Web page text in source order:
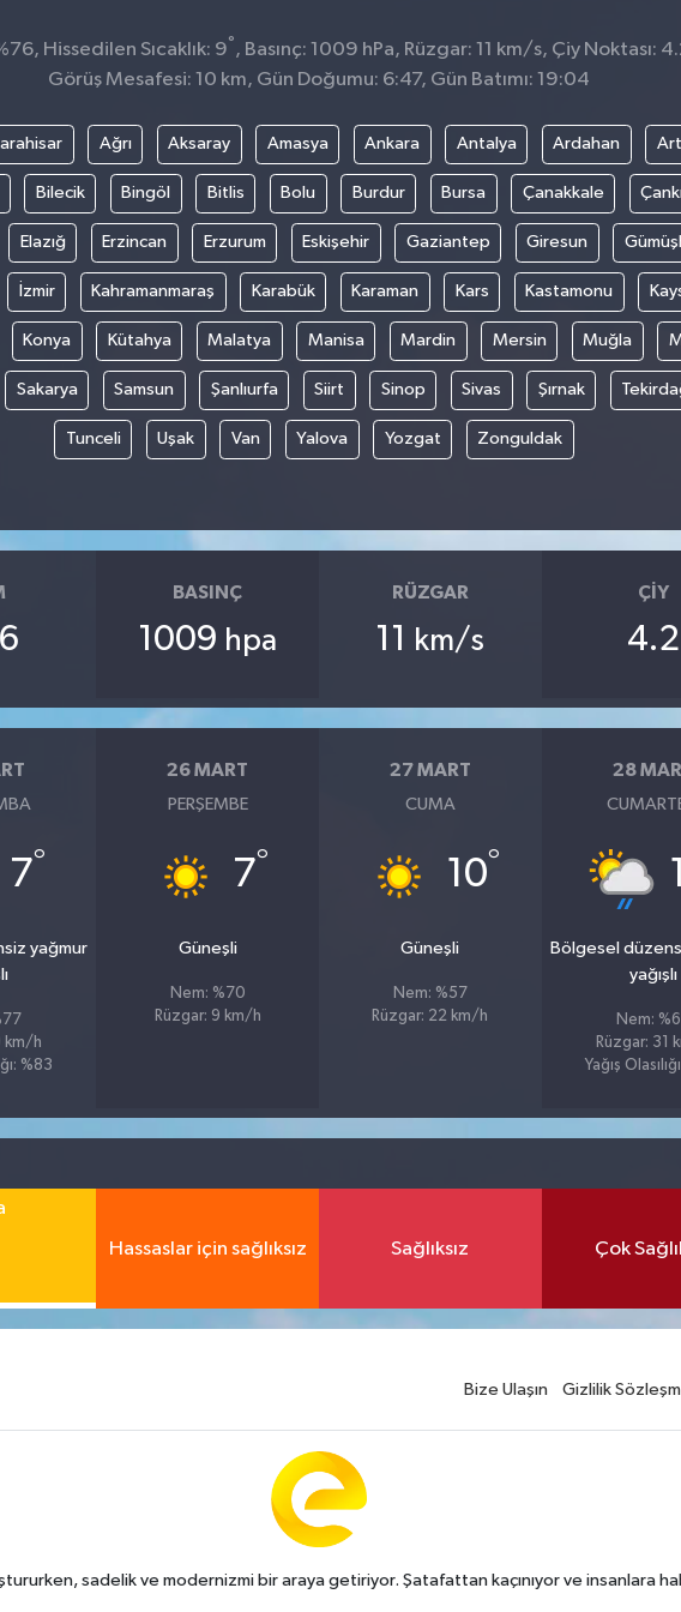
Hissedilen Sıcaklık: 9° , Basınç: 1009 hPa, Rüzgar: 11 km/s, Çiy Noktası:
Görüş Mesafesi: 10 km, Gün Doğumu: 6:47, Gün Batımı: 19:04
Ağrı Aksaray Amasya Ankara Antalya Ardahan
Bilecik Bingöl Bitlis Bolu Burdur Bursa Çanakkale
Elazığ Erzincan Erzurum Eskişehir Gaziantep Giresun
İzmir Kahramanmaraş Karabük Karaman Kars Kastamonu
Konya Kütahya Malatya Manisa Mardin Mersin Muğla
Sakarya Samsun Şanlıurfa Siirt Sinop Sivas Şırnak
Tunceli Uşak Van Yalova Yozgat Zonguldak
BASINÇ
1009 hpa
RÜZGAR
11 km/s
ÇIY
4.2
7°
yağmur
km/h
%83
26 MART
PERŞEMBE
7°
Güneşli
Nem: %70
Rüzgar: 9 km/h
27 MART
CUMA
10°
Güneşli
Nem: %57
Rüzgar: 22 km/h
28
Bölgesel
yağışlı
Nem:
Rüzgar: 31
Yağış
Hassaslar için sağlıksız Sağlıksız Çok
Bize Ulaşın Gizlilik
sadelik ve modernizmi bir araya getiriyor. Şatafattan kaçınıyor ve insanlara